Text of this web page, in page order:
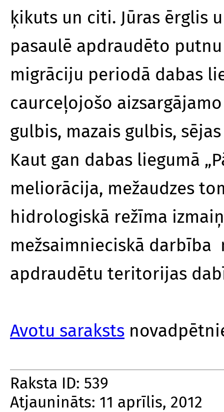
ķikuts un citi. Jūras ērglis
pasaulē apdraudēto
migrāciju periodā dabas
caurceļojošo
gulbis, mazais gulbis,
Kaut gan dabas liegumā
meliorācija, mežaudzes
hidrologiskā režīma
mežsaimnieciskā darbība
apdraudētu teritorijas
Avotu saraksts
Raksta ID: 539
Atjaunināts: 11 aprīlis, 2012